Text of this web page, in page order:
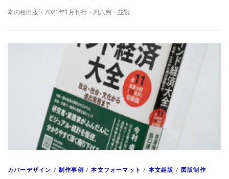
本の種出版・2021年1月刊行・四六判・並製
カバーデザイン /制作事例 /本文フォーマット / 本文組版 /図版制作